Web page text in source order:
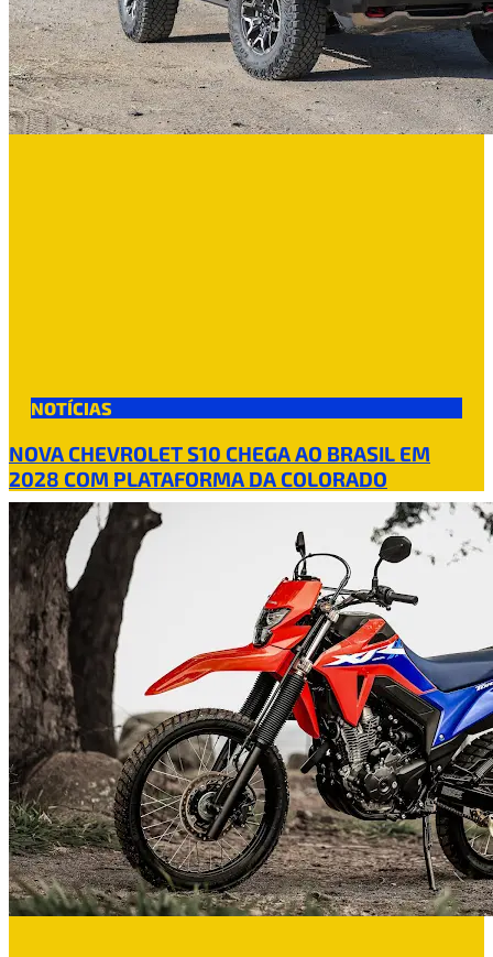
NOTÍCIAS
NOVA CHEVROLET S10 CHEGA AO BRASIL EM
2028 COM PLATAFORMA DA COLORADO